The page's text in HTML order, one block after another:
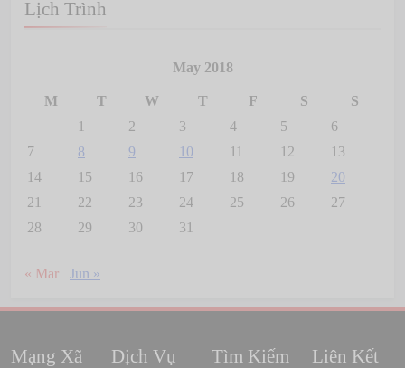
Lịch Trình
May 2018
M T W T F S
S
1
2 3 4 5
6
7
8 9 10 11 12
13
14
15 16 17 18 19
20
21
22 23 24 25 26
27
28
29 30 31
« Mar Jun »
Mạng Xã
Dịch Vụ
Tìm Kiếm
Liên Kết